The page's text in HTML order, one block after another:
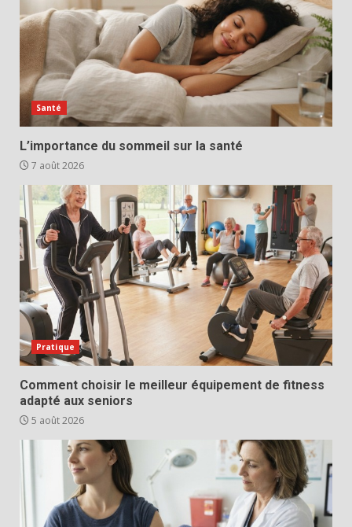
Santé
L’importance du sommeil sur la santé
7 août 2026
Pratique
Comment choisir le meilleur équipement de fitness
adapté aux seniors
5 août 2026